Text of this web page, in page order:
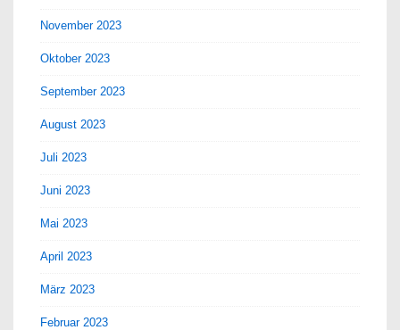
November 2023
Oktober 2023
September 2023
August 2023
Juli 2023
Juni 2023
Mai 2023
April 2023
März 2023
Februar 2023